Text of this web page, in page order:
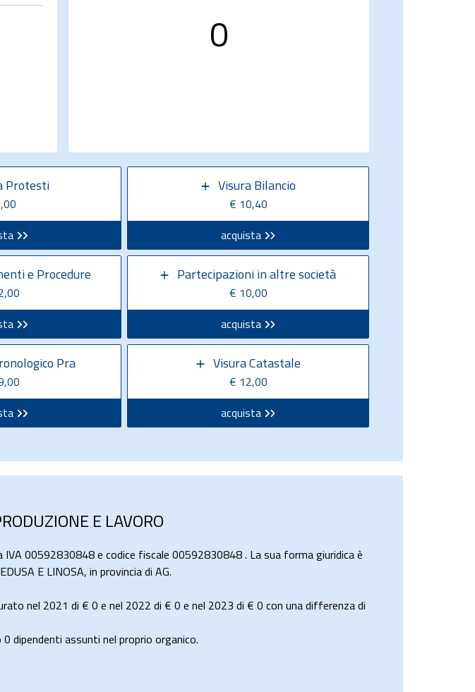
0
Protesti Visura Bilancio
€ 10,40
acquista
e Procedure Partecipazioni in altre società
€ 10,00
acquista
Pra Visura Catastale
€ 12,00
acquista
E LAVORO
IVA 00592830848 e codice fiscale 00592830848 . La sua forma giuridica è
E LINOSA, in provincia di AG.
nel 2021 di € 0 e nel 2022 di € 0 e nel 2023 di € 0 con una differenza di
0 dipendenti assunti nel proprio organico.